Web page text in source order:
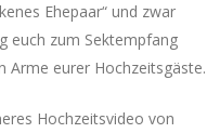
Ehepaar“ und zwar
euch zum Sektempfang
Arme eurer Hochzeitsgäste.
Hochzeitsvideo von